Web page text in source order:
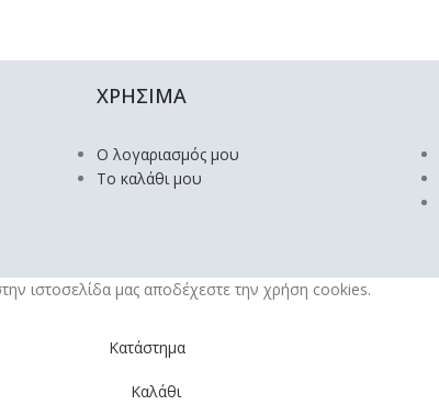
ΧΡΗΣΙΜΑ
Ο λογαριασμός μου
Το καλάθι μου
ιστοσελίδα μας αποδέχεστε την χρήση cookies.
Κατάστημα
Καλάθι